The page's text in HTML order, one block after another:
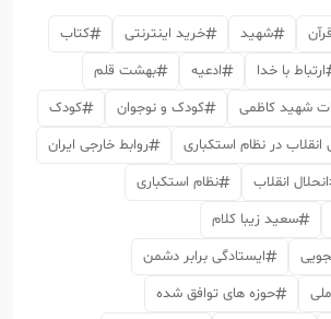
قرآن شهید خرید اینترنتی
کتاب
ارتباط با خدا ادعیه
بهشت قلم
شهید کاظمی کودک و نوجوان
کودک
انقلاب در نظام استکباری
روابط خارجی ایران
انحلال انقلاب
نظام استکباری
سعید زیبا کلام
ایستادگی برابر دشمن
حوزه های توافق شده